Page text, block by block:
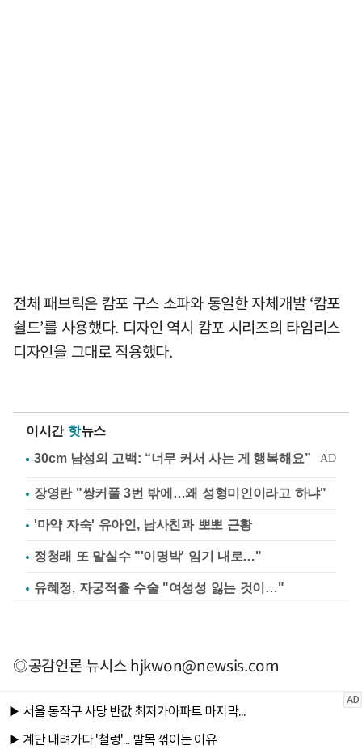
전체 패브릭은 캄포 구스 소파와 동일한 자체개발 ‘캄포
쉴드’를 사용했다. 디자인 역시 캄포 시리즈의 타임리스
디자인을 그대로 적용했다.
이시간 핫뉴스
장영란 "쌍커풀 3번 밖에…왜 성형미인이라고 하냐"
'마약 자숙' 유아인, 남사친과 뽀뽀 근황
정청래 또 말실수 "'이명박' 임기 내로…"
유혜정, 자궁적출 수술 "여성성 잃는 것이…"
◎공감언론 뉴시스hjkwon@newsis.com